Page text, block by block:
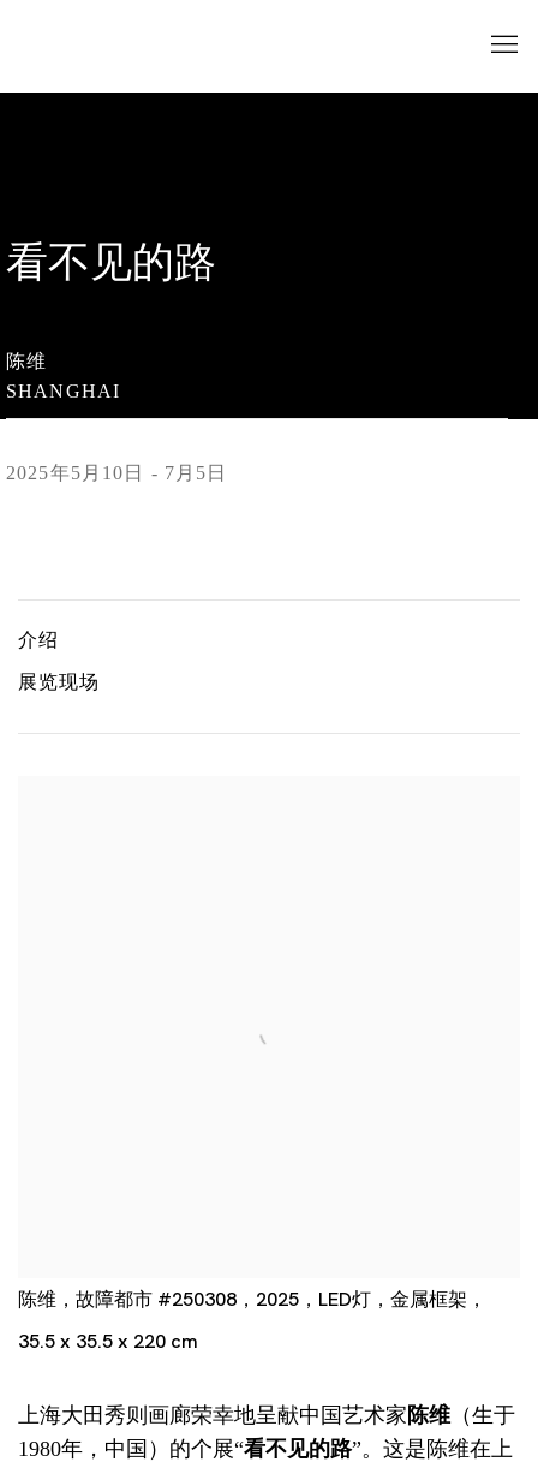
看不见的路
陈维
SHANGHAI
2025年5月10日 - 7月5日
陈维
介绍
展览现场
陈维，故障都市 #250308，2025，LED灯，金属框架，
35.5 x 35.5 x 220 cm
上海大田秀则画廊荣幸地呈献中国艺术家 陈维 （生于
1980年，中国）的个展“看不见的路”。这是陈维在上